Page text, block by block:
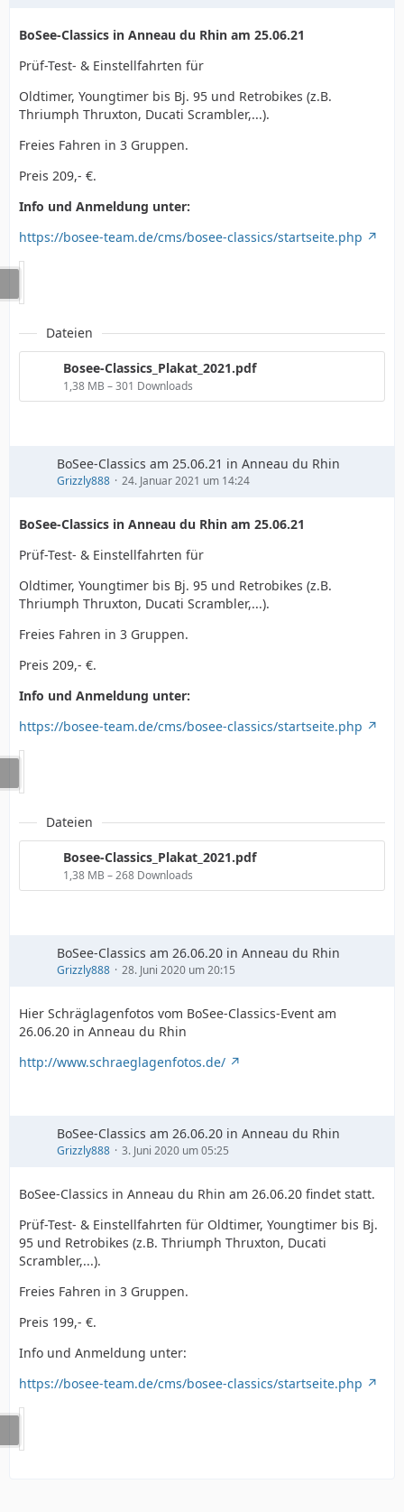
BoSee-Classics in Anneau du Rhin am 25.06.21
Prüf-Test- & Einstellfahrten für
Oldtimer, Youngtimer bis Bj. 95 und Retrobikes (z.B.
Thriumph Thruxton, Ducati Scrambler,...).
Freies Fahren in 3 Gruppen.
Preis 209,- €.
Info und Anmeldung unter:
https://bosee-team.de/cms/bosee-classics/startseite.php
Dateien
Bosee-Classics_Plakat_2021.pdf
1,38 MB – 301 Downloads
BoSee-Classics am 25.06.21 in Anneau du Rhin
Grizzly888 24. Januar 2021 um 14:24
BoSee-Classics in Anneau du Rhin am 25.06.21
Prüf-Test- & Einstellfahrten für
Oldtimer, Youngtimer bis Bj. 95 und Retrobikes (z.B.
Thriumph Thruxton, Ducati Scrambler,...).
Freies Fahren in 3 Gruppen.
Preis 209,- €.
Info und Anmeldung unter:
https://bosee-team.de/cms/bosee-classics/startseite.php
Dateien
Bosee-Classics_Plakat_2021.pdf
1,38 MB – 268 Downloads
BoSee-Classics am 26.06.20 in Anneau du Rhin
Grizzly888 28. Juni 2020 um 20:15
Hier Schräglagenfotos vom BoSee-Classics-Event am
26.06.20 in Anneau du Rhin
http://www.schraeglagenfotos.de/
BoSee-Classics am 26.06.20 in Anneau du Rhin
Grizzly888 3. Juni 2020 um 05:25
BoSee-Classics in Anneau du Rhin am 26.06.20 findet statt.
Prüf-Test- & Einstellfahrten für Oldtimer, Youngtimer bis Bj.
95 und Retrobikes (z.B. Thriumph Thruxton, Ducati
Scrambler,...).
Freies Fahren in 3 Gruppen.
Preis 199,- €.
Info und Anmeldung unter:
https://bosee-team.de/cms/bosee-classics/startseite.php